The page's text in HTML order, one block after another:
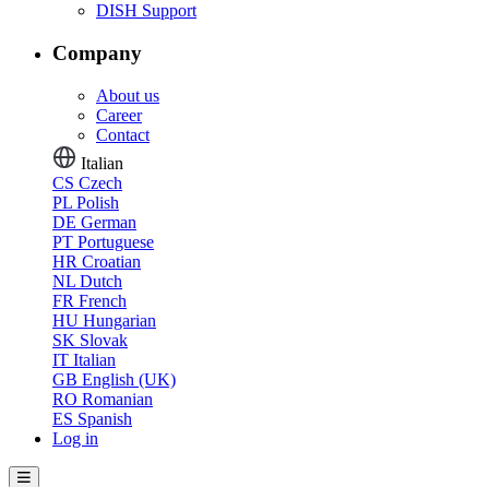
DISH Support
Company
About us
Career
Contact
Italian
CS Czech
PL Polish
DE German
PT Portuguese
HR Croatian
NL Dutch
FR French
HU Hungarian
SK Slovak
IT Italian
GB English (UK)
RO Romanian
ES Spanish
Log in